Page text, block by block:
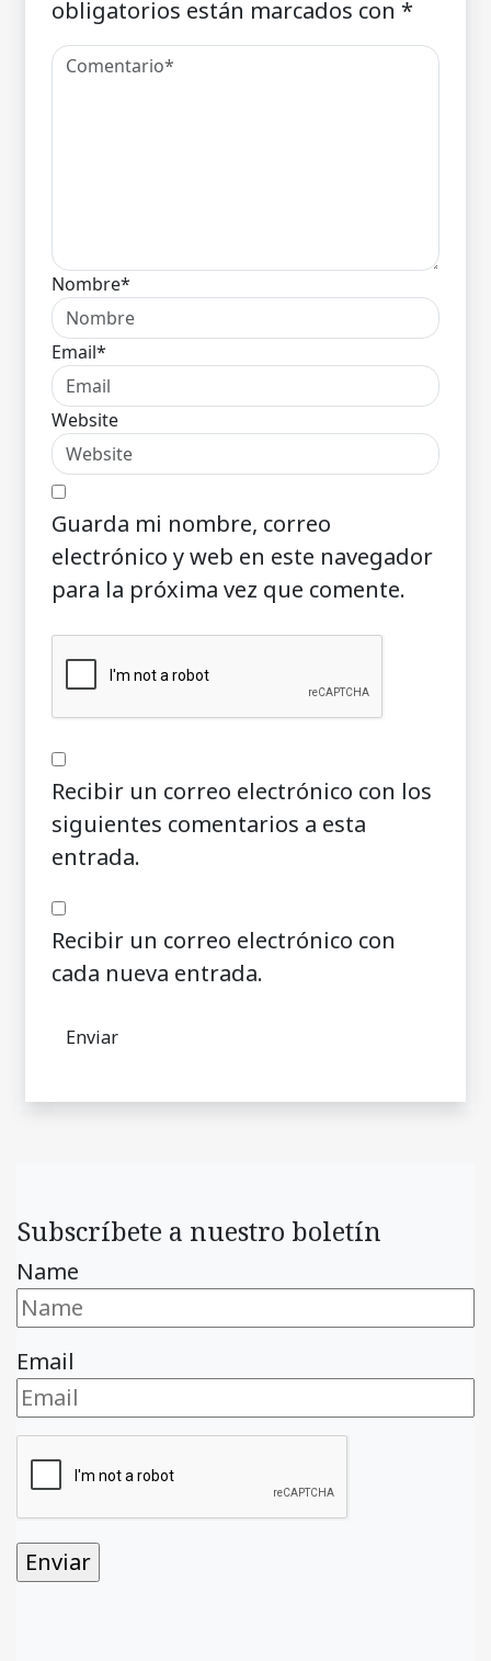
obligatorios están marcados con *
Nombre*
Email*
Website
Guarda mi nombre, correo
electrónico y web en este navegador
para la próxima vez que comente.
Recibir un correo electrónico con los
siguientes comentarios a esta
entrada.
Recibir un correo electrónico con
cada nueva entrada.
Subscríbete a nuestro boletín
Name
Email